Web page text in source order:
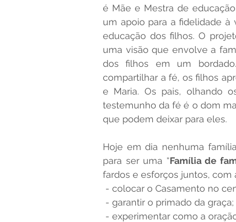
é Mãe e Mestra de
um apoio para a fidelidade à
educação dos filhos. O
uma visão que envolve a
dos filhos em um
compartilhar a fé, os filhos
e Maria. Os pais, olhando
testemunho da fé é o dom
que podem deixar para eles.
Hoje em dia nenhuma
para ser uma “Família de
fardos e esforços juntos, com
- colocar o Casamento no
- garantir o primado da graça;
- experimentar como a